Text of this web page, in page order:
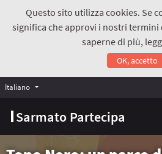
Questo sito utilizza cookies. Se
significa che approvi i nostri termini
saperne di più,
OK, accetto
Sarmato Partecipa
Italiano Choose language